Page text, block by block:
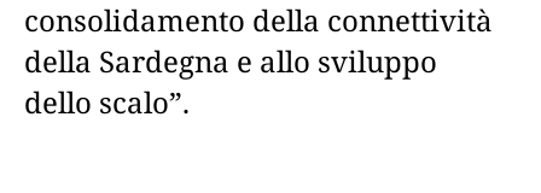
consolidamento della connettività
della Sardegna e allo sviluppo
dello scalo”.